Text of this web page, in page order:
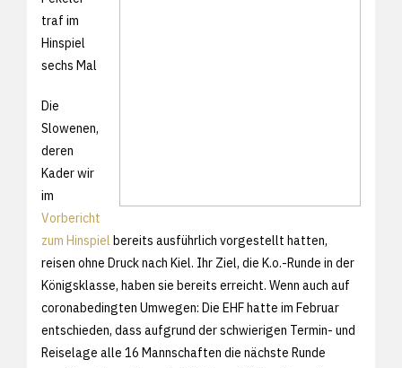
traf im
Hinspiel
sechs Mal
Die
Slowenen,
deren
Kader wir
im
Vorbericht
zum Hinspiel bereits ausführlich vorgestellt hatten,
reisen ohne Druck nach Kiel. Ihr Ziel, die K.o.-Runde in der
Königsklasse, haben sie bereits erreicht. Wenn auch auf
coronabedingten Umwegen: Die EHF hatte im Februar
entschieden, dass aufgrund der schwierigen Termin- und
Reiselage alle 16 Mannschaften die nächste Runde